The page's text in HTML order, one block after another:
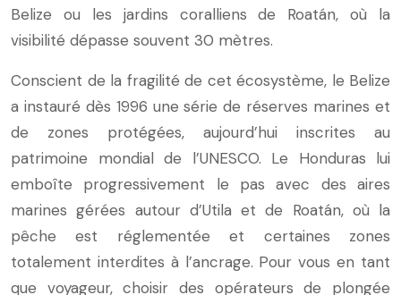
Belize ou les jardins coralliens de Roatán, où la
visibilité dépasse souvent 30 mètres.
Conscient de la fragilité de cet écosystème, le Belize
a instauré dès 1996 une série de réserves marines et
de zones protégées, aujourd’hui inscrites au
patrimoine mondial de l’UNESCO. Le Honduras lui
emboîte progressivement le pas avec des aires
marines gérées autour d’Utila et de Roatán, où la
pêche est réglementée et certaines zones
totalement interdites à l’ancrage. Pour vous en tant
que voyageur, choisir des opérateurs de plongée